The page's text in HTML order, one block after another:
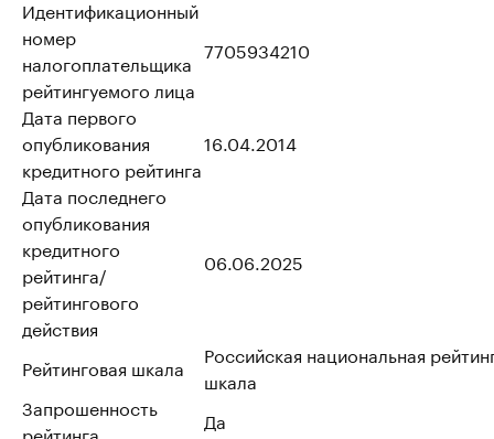
Идентификационный
номер
налогоплательщика
рейтингуемого лица
7705934210
Дата первого
опубликования
кредитного рейтинга
16.04.2014
Дата последнего
опубликования
кредитного
рейтинга/
рейтингового
действия
06.06.2025
Рейтинговая шкала
Российская национальная
шкала
Запрошенность
рейтинга
Да